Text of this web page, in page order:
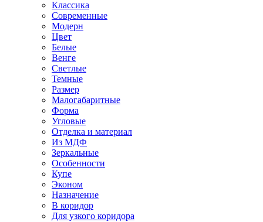
Классика
Современные
Модерн
Цвет
Белые
Венге
Светлые
Темные
Размер
Малогабаритные
Форма
Угловые
Отделка и материал
Из МДФ
Зеркальные
Особенности
Купе
Эконом
Назначение
В коридор
Для узкого коридора